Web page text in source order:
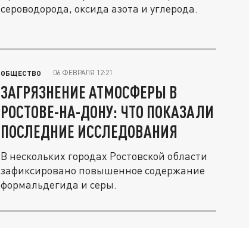
сероводорода, оксида азота и углерода.
ОБЩЕСТВО 06 ФЕВРАЛЯ 12:21
ЗАГРЯЗНЕНИЕ АТМОСФЕРЫ В
РОСТОВЕ-НА-ДОНУ: ЧТО ПОКАЗАЛИ
ПОСЛЕДНИЕ ИССЛЕДОВАНИЯ
В нескольких городах Ростовской области
зафиксировано повышенное содержание
формальдегида и серы.